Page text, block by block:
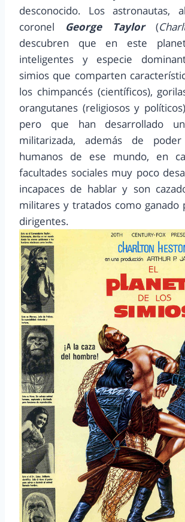
desconocido. Los astronautas,
coronel George Taylor(
descubren que en este
inteligentes y especie
simios que comparten
los chimpancés (científicos),
orangutanes (religiosos y
pero que han desarrollado
militarizada, además de
humanos de ese mundo, en
facultades sociales muy poco
incapaces de hablar y son
militares y tratados como ganado
dirigentes.